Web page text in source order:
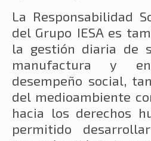
La Responsabilidad
del Grupo IESA es
la gestión diaria de
manufactura y
desempeño social,
del medioambiente
hacia los derechos
permitido